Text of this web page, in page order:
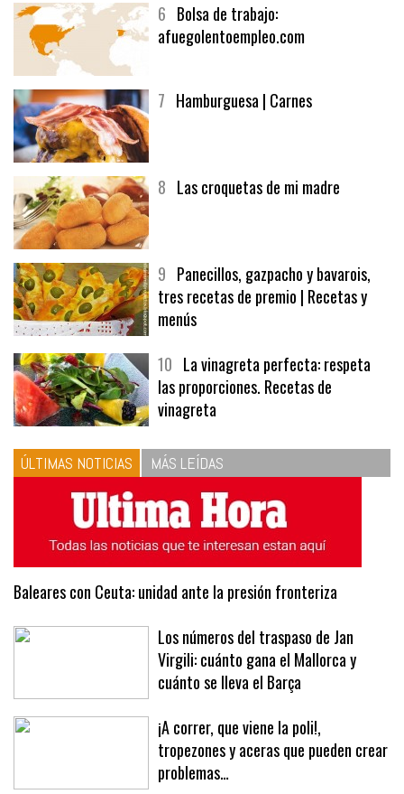
6 Bolsa de trabajo:
afuegolentoempleo.com
7 Hamburguesa | Carnes
8 Las croquetas de mi madre
9 Panecillos, gazpacho y bavarois,
tres recetas de premio | Recetas y
menús
10 La vinagreta perfecta: respeta
las proporciones. Recetas de
vinagreta
ÚLTIMAS NOTICIAS MÁS LEÍDAS
Baleares con Ceuta: unidad ante la presión fronteriza
Los números del traspaso de Jan
Virgili: cuánto gana el Mallorca y
cuánto se lleva el Barça
¡A correr, que viene la poli!,
tropezones y aceras que pueden crear
problemas…